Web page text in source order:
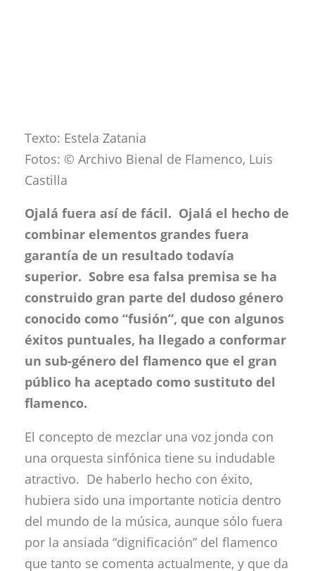
Texto: Estela Zatania
Fotos: © Archivo Bienal de Flamenco, Luis
Castilla
Ojalá fuera así de fácil. Ojalá el hecho de
combinar elementos grandes fuera
garantía de un resultado todavía
superior. Sobre esa falsa premisa se ha
construido gran parte del dudoso género
conocido como “fusión”, que con algunos
éxitos puntuales, ha llegado a conformar
un sub-género del flamenco que el gran
público ha aceptado como sustituto del
flamenco.
El concepto de mezclar una voz jonda con
una orquesta sinfónica tiene su indudable
atractivo. De haberlo hecho con éxito,
hubiera sido una importante noticia dentro
del mundo de la música, aunque sólo fuera
por la ansiada “dignificación” del flamenco
que tanto se comenta actualmente, y que da